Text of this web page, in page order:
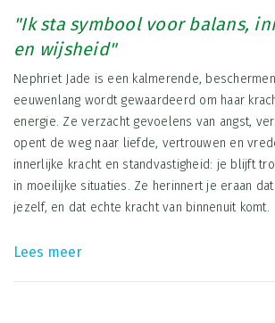
"Ik sta symbool voor balans,
en wijsheid"
Nephriet Jade is een kalmerende,
eeuwenlang wordt gewaardeerd om haar
energie. Ze verzacht gevoelens van angst,
opent de weg naar liefde, vertrouwen en
innerlijke kracht en standvastigheid: je blijft
in moeilijke situaties. Ze herinnert je eraan
jezelf, en dat echte kracht van binnenuit komt.
Lees meer